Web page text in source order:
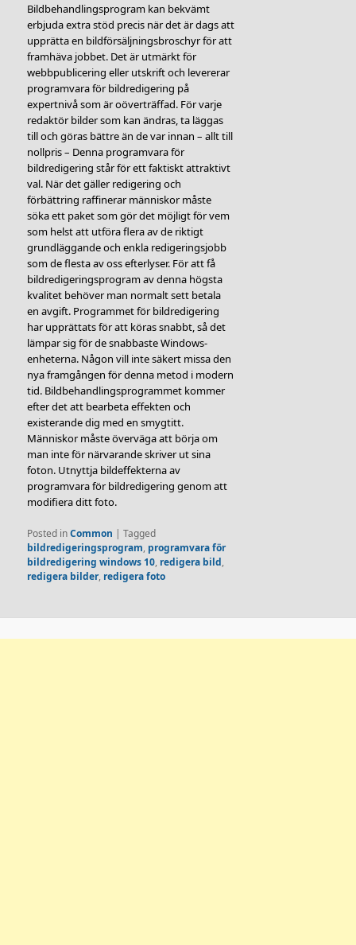
Bildbehandlingsprogram kan bekvämt
erbjuda extra stöd precis när det är dags att
upprätta en bildförsäljningsbroschyr för att
framhäva jobbet. Det är utmärkt för
webbpublicering eller utskrift och levererar
programvara för bildredigering på
expertnivå som är oöverträffad. För varje
redaktör bilder som kan ändras, ta läggas
till och göras bättre än de var innan – allt till
nollpris – Denna programvara för
bildredigering står för ett faktiskt attraktivt
val. När det gäller redigering och
förbättring raffinerar människor måste
söka ett paket som gör det möjligt för vem
som helst att utföra flera av de riktigt
grundläggande och enkla redigeringsjobb
som de flesta av oss efterlyser. För att få
bildredigeringsprogram av denna högsta
kvalitet behöver man normalt sett betala
en avgift. Programmet för bildredigering
har upprättats för att köras snabbt, så det
lämpar sig för de snabbaste Windows-
enheterna. Någon vill inte säkert missa den
nya framgången för denna metod i modern
tid. Bildbehandlingsprogrammet kommer
efter det att bearbeta effekten och
existerande dig med en smygtitt.
Människor måste överväga att börja om
man inte för närvarande skriver ut sina
foton. Utnyttja bildeffekterna av
programvara för bildredigering genom att
modifiera ditt foto.
Posted inCommon |Tagged
bildredigeringsprogram, programvara för
bildredigering windows 10, redigera bild,
redigera bilder, redigera foto